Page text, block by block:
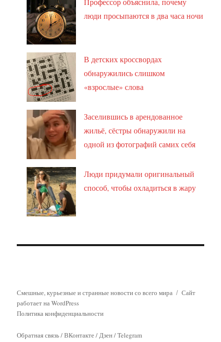
люди просыпаются в два часа ночи
В детских кроссвордах
обнаружились слишком
«взрослые» слова
Заселившись в арендованное
жильё, сёстры обнаружили на
одной из фотографий самих себя
Люди придумали оригинальный
способ, чтобы охладиться в жару
Смешные, курьезные и странные новости со всего мира
Сайт
работает на WordPress
Политика конфиденциальности
Обратная связь/ВКонтакте/ Дзен/Telegram